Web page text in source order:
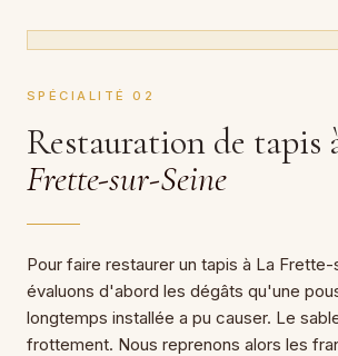
SPÉCIALITÉ 02
Restauration de tapis
Frette-sur-Seine
Pour faire restaurer un tapis à La Frette-
évaluons d'abord les dégâts qu'une
longtemps installée a pu causer. Le
frottement. Nous reprenons alors les